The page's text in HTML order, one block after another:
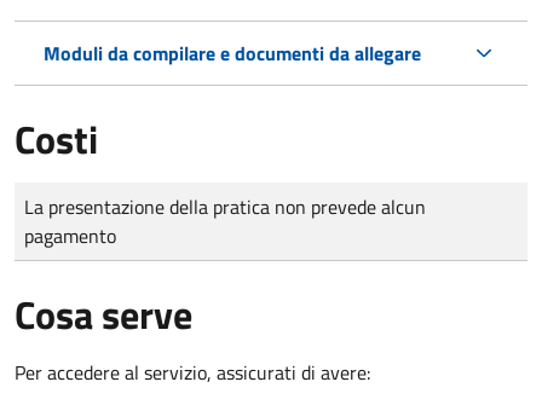
Moduli da compilare e documenti da allegare
Costi
Tipo di pagamento
Importo
La presentazione della pratica non prevede alcun
pagamento
Cosa serve
Per accedere al servizio, assicurati di avere: